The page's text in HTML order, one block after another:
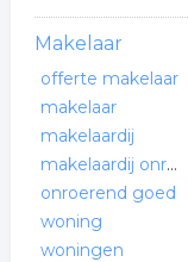
Makelaar
offerte makelaar
makelaar
makelaardij
makelaardij onroerend goed
onroerend goed
woning
woningen